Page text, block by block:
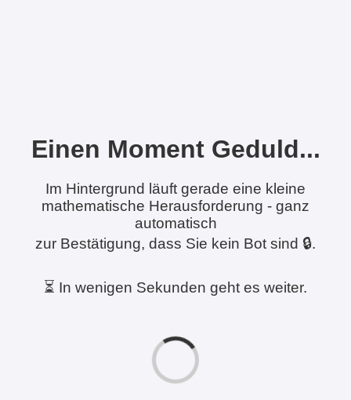
Einen Moment Geduld...
Im Hintergrund läuft gerade eine kleine
mathematische Herausforderung - ganz
automatisch
zur Bestätigung, dass Sie kein Bot sind 🔒.
⏳ In wenigen Sekunden geht es weiter.